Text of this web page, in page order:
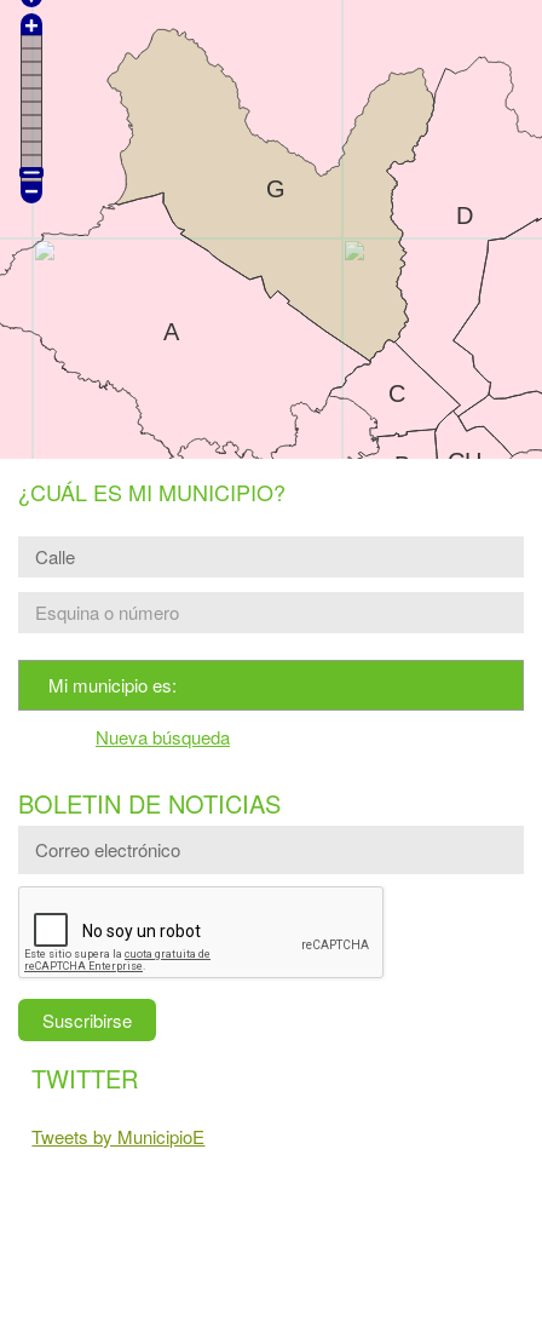
G
D
CH
B
C
A
¿CUÁL ES MI MUNICIPIO?
Mi municipio es:
Nueva búsqueda
BOLETIN DE NOTICIAS
TWITTER
Tweets by MunicipioE